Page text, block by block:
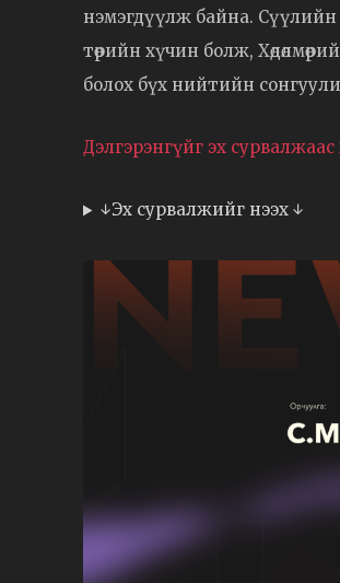
нэмэгдүүлж байна. Сүүлийн
төрийн хүчин болж,
болох бүх нийтийн
Дэлгэрэнгүйг эх сурвалжаас
↓Эх сурвалжийг нээх ↓